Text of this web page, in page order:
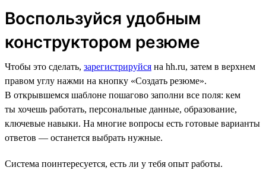
Воспользуйся удобным
конструктором резюме
Чтобы это сделать, зарегистрируйся на hh.ru, затем в верхнем
правом углу нажми на кнопку «Создать резюме».
В открывшемся шаблоне пошагово заполни все поля: кем
ты хочешь работать, персональные данные, образование,
ключевые навыки. На многие вопросы есть готовые варианты
ответов — останется выбрать нужные.
Система поинтересуется, есть ли у тебя опыт работы.